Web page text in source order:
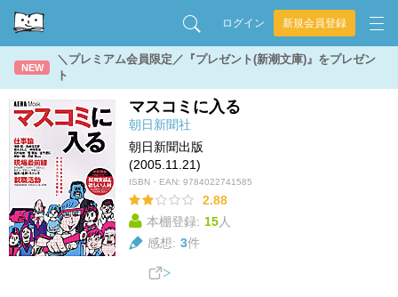
ログイン 新規会員登録
NEW
＼プレミアム会員限定／『プレゼント(新潮文庫)』をプレゼン
ト
マスコミに入る
朝日新聞社
朝日新聞出版
(2005.11.21)
ISBN・EAN: 9784022741585
2.88
本棚登録: 15人
感想: 3件